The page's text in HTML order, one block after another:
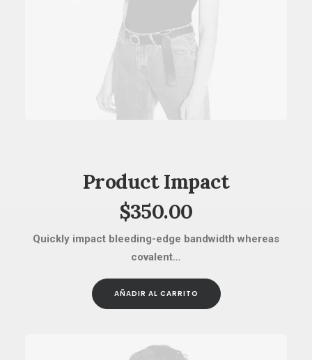
Product Impact
$350.00
Quickly impact bleeding-edge bandwidth whereas
covalent…
AÑADIR AL CARRITO